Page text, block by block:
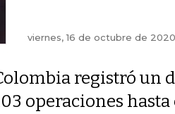
viernes, 16 de octubre de 2020
registró un
operaciones